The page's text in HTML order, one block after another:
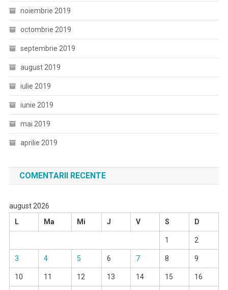
noiembrie 2019
octombrie 2019
septembrie 2019
august 2019
iulie 2019
iunie 2019
mai 2019
aprilie 2019
COMENTARII RECENTE
august 2026
L
Ma Mi J V S D
1 2
3 4 5 6 7 8 9
10 11 12 13 14 15 16